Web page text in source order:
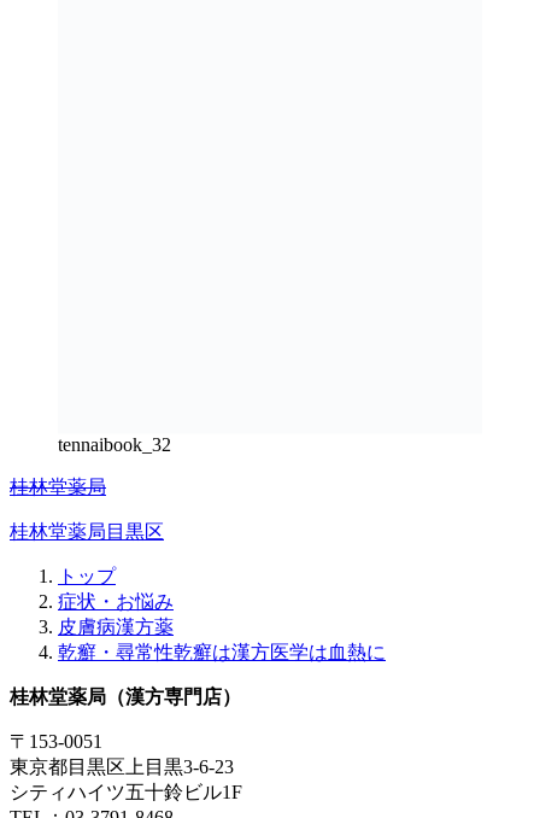
tennaibook_32
桂林堂薬局
桂林堂薬局目黒区
トップ
症状・お悩み
皮膚病漢方薬
乾癬・尋常性乾癬は漢方医学は血熱に
桂林堂薬局（漢方専門店）
〒153-0051
東京都目黒区上目黒3-6-23
シティハイツ五十鈴ビル1F